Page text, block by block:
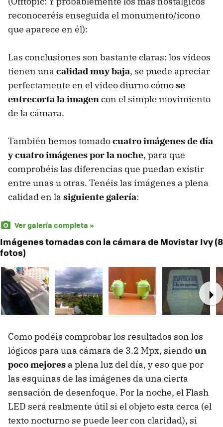
reconoceréis enseguida el monumento/icono
que aparece en él):
Las conclusiones son bastante claras: los videos
tienen una calidad muy baja, se puede apreciar
perfectamente en el video diurno cómose
entrecorta la imagencon el simple movimiento
de la cámara.
También hemos tomadocuatro imágenes de día
y cuatro imágenes por la noche, para que
comprobéis las diferencias que puedan existir
entre unas u otras. Tenéis las imágenes a plena
calidad en la siguiente galería:
Ver galería completa »
Imágenes tomadas con la cámara de Movistar Ivy (8
fotos)
Como podéis comprobar los resultados son los
lógicos para una cámara de 3.2 Mpx, siendoun
poco mejores a plena luz del día, y eso que por
las esquinas de las imágenes da una cierta
sensación de desenfoque. Por la noche, el Flash
LED será realmente útil si el objeto esta cerca (el
texto nocturno se puede leer con claridad), si